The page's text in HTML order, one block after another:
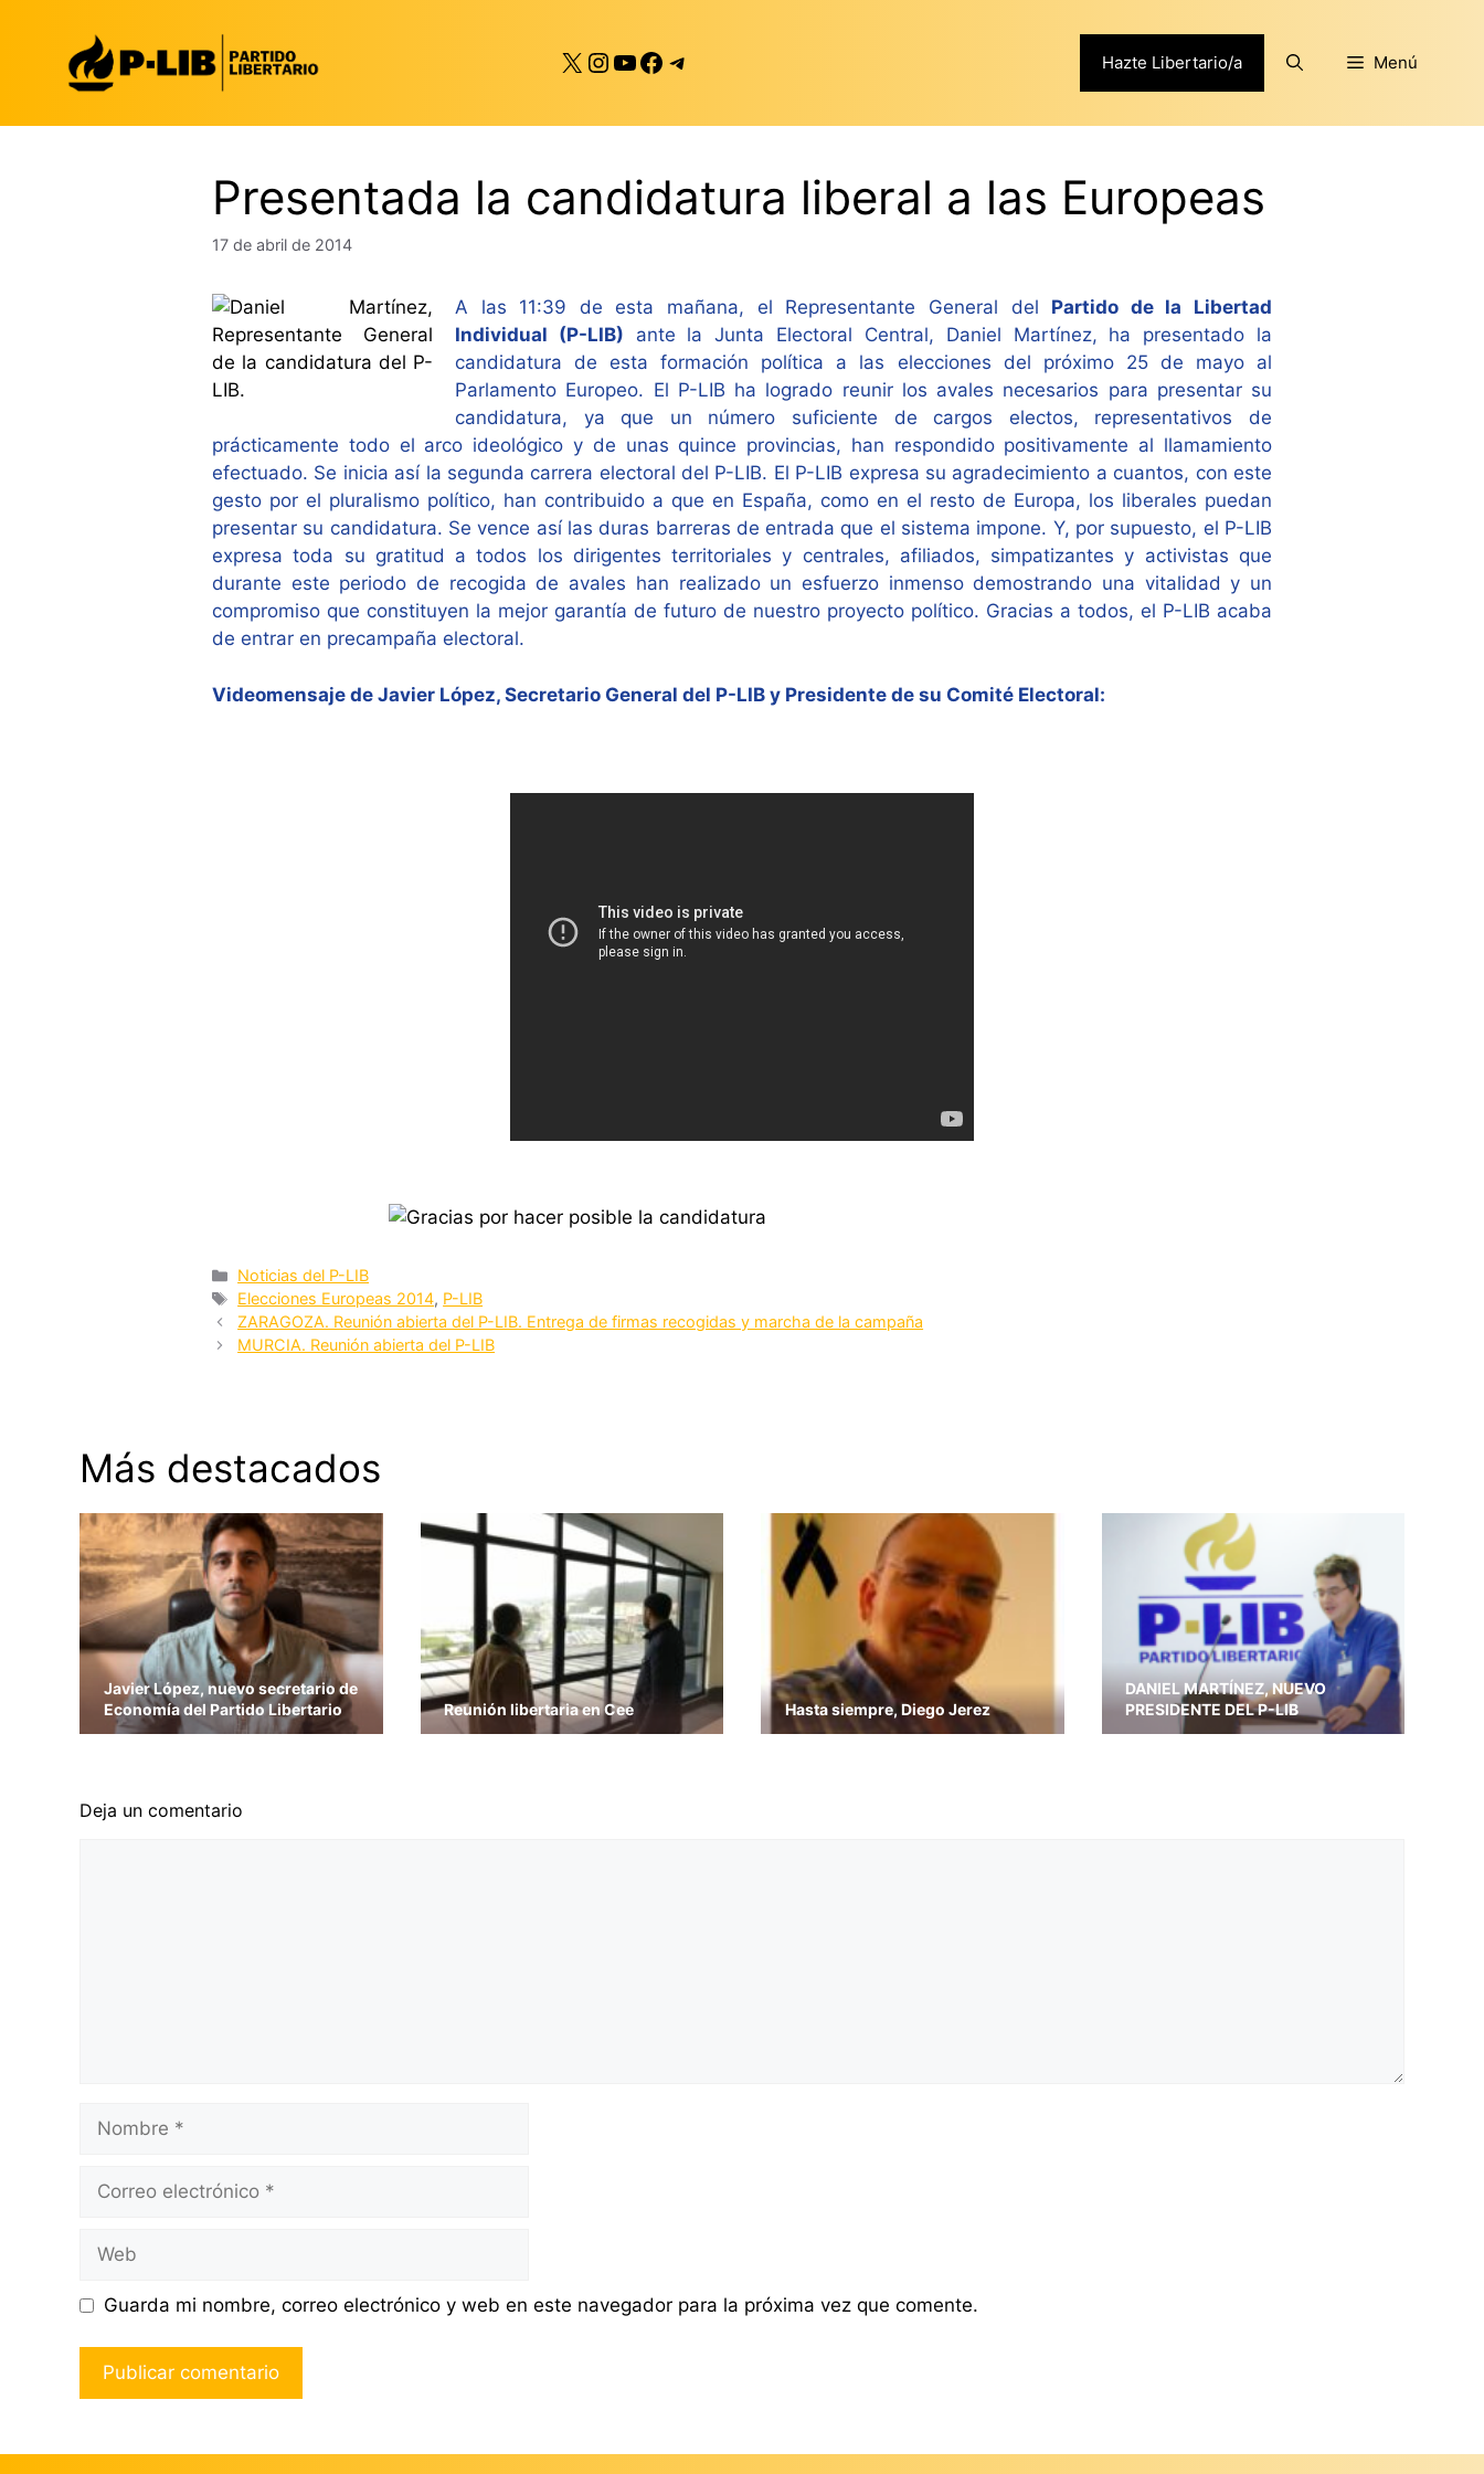
contenido
X Instagram
YouTube
Facebook
Telegram Hazte Libertario/a Menú
Presentada la candidatura liberal a las Europeas
17 de abril de 2014
A las 11:39 de esta mañana, el Representante General del Partido de la Libertad
Individual (P-LIB) ante la Junta Electoral Central, Daniel Martínez, ha presentado la
candidatura de esta formación política a las elecciones del próximo 25 de mayo al
Parlamento Europeo. El P-LIB ha logrado reunir los avales necesarios para presentar su
candidatura, ya que un número suficiente de cargos electos, representativos de
prácticamente todo el arco ideológico y de unas quince provincias, han respondido positivamente al llamamiento
efectuado. Se inicia así la segunda carrera electoral del P-LIB. El P-LIB expresa su agradecimiento a cuantos, con este
gesto por el pluralismo político, han contribuido a que en España, como en el resto de Europa, los liberales puedan
presentar su candidatura. Se vence así las duras barreras de entrada que el sistema impone. Y, por supuesto, el P-LIB
expresa toda su gratitud a todos los dirigentes territoriales y centrales, afiliados, simpatizantes y activistas que
durante este periodo de recogida de avales han realizado un esfuerzo inmenso demostrando una vitalidad y un
compromiso que constituyen la mejor garantía de futuro de nuestro proyecto político. Gracias a todos, el P-LIB acaba
de entrar en precampaña electoral.
Videomensaje de Javier López, Secretario General del P-LIB y Presidente de su Comité Electoral:
Categorías
Noticias del P-LIB
Etiquetas
Elecciones Europeas 2014, P-LIB
ZARAGOZA. Reunión abierta del P-LIB. Entrega de firmas recogidas y marcha de la campaña
MURCIA. Reunión abierta del P-LIB
Más destacados
Javier López, nuevo secretario de
Economía del Partido Libertario
Reunión libertaria en Cee Hasta siempre, Diego Jerez
DANIEL MARTÍNEZ, NUEVO
PRESIDENTE DEL P-LIB
Deja un comentario
electrónico
Guarda mi nombre, correo electrónico y web en este navegador para la próxima vez que comente.